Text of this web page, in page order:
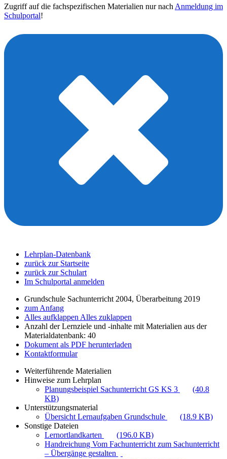
Zugriff auf die fachspezifischen Materialien nur nach Anmeldung im
Schulportal!
Lehrplan-Datenbank
zurück zur Startseite
zurück zur Schulart
Im Schulportal anmelden
Grundschule Sachunterricht 2004, Überarbeitung 2019
zum Anfang
Alles aufklappen Alles zuklappen
Anzahl der Lernziele und -inhalte mit Materialien aus der
Materialdatenbank: 40
Dokument als PDF herunterladen
Kontaktformular
Weiterführende Materialien
Hinweise zum Lehrplan
Planungsbeispiel Sachunterricht GS KS 3
(40.8
KB)
Unterstützungsmaterial
Übersicht Lernaufgaben Grundschule
(18.9 KB)
Sonstige Dateien
Lernortlandkarten
(196.0 KB)
Handreichung Vom Fachunterricht zum Sachunterricht
– Übergänge gestalten